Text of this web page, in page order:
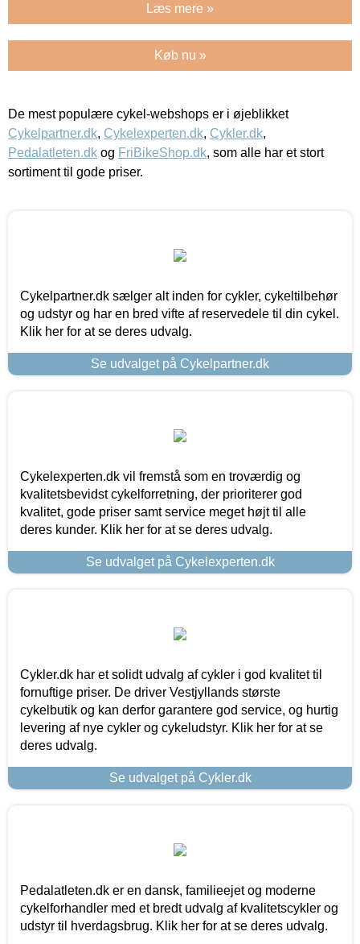
Læs mere »
Køb nu »
De mest populære cykel-webshops er i øjeblikket
Cykelpartner.dk, Cykelexperten.dk, Cykler.dk,
Pedalatleten.dk og FriBikeShop.dk, som alle har et stort
sortiment til gode priser.
Cykelpartner.dk sælger alt inden for cykler, cykeltilbehør
og udstyr og har en bred vifte af reservedele til din cykel.
Klik her for at se deres udvalg.
Se udvalget på Cykelpartner.dk
Cykelexperten.dk vil fremstå som en troværdig og
kvalitetsbevidst cykelforretning, der prioriterer god
kvalitet, gode priser samt service meget højt til alle
deres kunder. Klik her for at se deres udvalg.
Se udvalget på Cykelexperten.dk
Cykler.dk har et solidt udvalg af cykler i god kvalitet til
fornuftige priser. De driver Vestjyllands største
cykelbutik og kan derfor garantere god service, og hurtig
levering af nye cykler og cykeludstyr. Klik her for at se
deres udvalg.
Se udvalget på Cykler.dk
Pedalatleten.dk er en dansk, familieejet og moderne
cykelforhandler med et bredt udvalg af kvalitetscykler og
udstyr til hverdagsbrug. Klik her for at se deres udvalg.